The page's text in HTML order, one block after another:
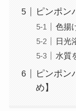
ピンポン
色揚
日光
水質
ピンポン
め】